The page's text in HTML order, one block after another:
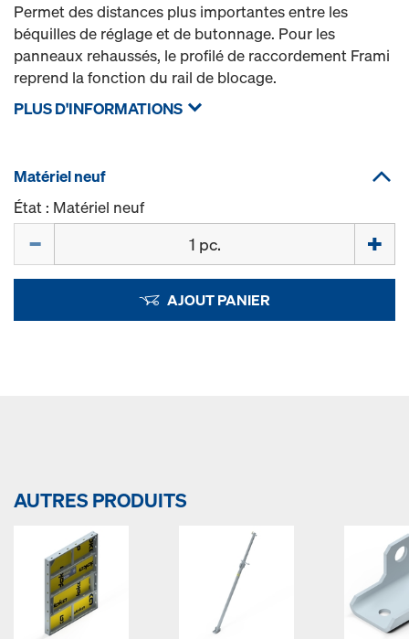
Permet des distances plus importantes entre les
béquilles de réglage et de butonnage. Pour les
panneaux rehaussés, le profilé de raccordement Frami
reprend la fonction du rail de blocage.
PLUS D'INFORMATIONS
Matériel neuf
État : Matériel neuf
AJOUT PANIER
AUTRES PRODUITS